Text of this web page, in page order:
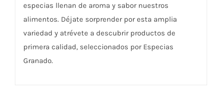
especias llenan de aroma y sabor nuestros
alimentos. Déjate sorprender por esta amplia
variedad y atrévete a descubrir productos de
primera calidad, seleccionados por Especias
Granado.